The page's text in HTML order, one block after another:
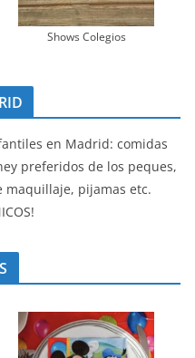
Shows Colegios
en Madrid: comidas
preferidos de los peques,
maquillaje, pijamas etc.